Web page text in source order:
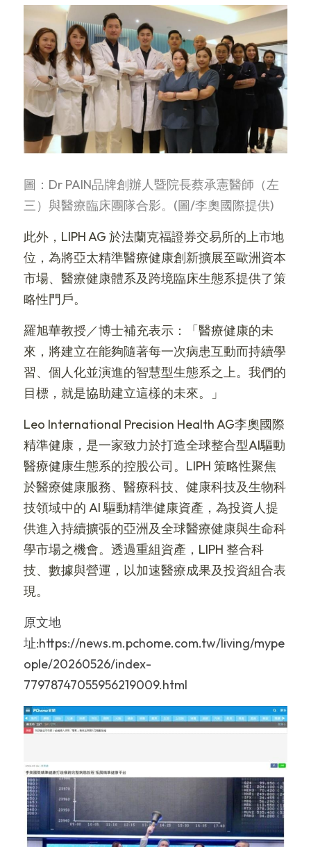
圖：Dr PAIN品牌創辦人暨院長蔡承憲醫師（左
三）與醫療臨床團隊合影。(圖/李奧國際提供)
此外，LIPH AG 於法蘭克福證券交易所的上市地
位，為將亞太精準醫療健康創新擴展至歐洲資本
市場、醫療健康體系及跨境臨床生態系提供了策
略性門戶。
羅旭華教授／博士補充表示：「醫療健康的未
來，將建立在能夠隨著每一次病患互動而持續學
習、個人化並演進的智慧型生態系之上。我們的
目標，就是協助建立這樣的未來。」
Leo International Precision Health AG李奧國際
精準健康，是一家致力於打造全球整合型AI驅動
醫療健康生態系的控股公司。LIPH 策略性聚焦
於醫療健康服務、醫療科技、健康科技及生物科
技領域中的 AI 驅動精準健康資產，為投資人提
供進入持續擴張的亞洲及全球醫療健康與生命科
學市場之機會。透過重組資產，LIPH 整合科
技、數據與營運，以加速醫療成果及投資組合表
現。
原文地
址:https://news.m.pchome.com.tw/living/mype
ople/20260526/index-
77978747055956219009.html